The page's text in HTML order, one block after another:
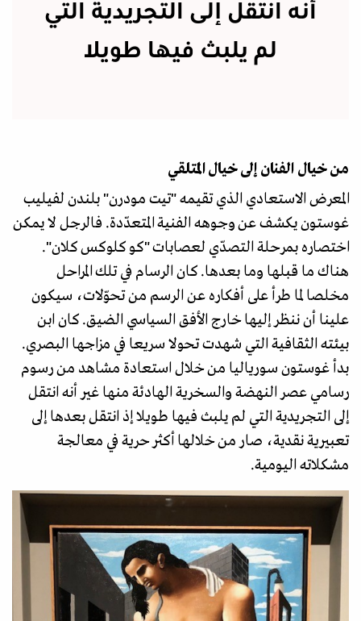
أنه انتقل إلى التجريدية التي
لم يلبث فيها طويلا
من خيال الفنان إلى خيال المتلقي
المعرض الاستعادي الذي تقيمه "تيت مودرن" بلندن لفيليب
غوستون يكشف عن وجوهه الفنية المتعدّدة. فالرجل لا يمكن
اختصاره بمرحلة التصدّي لعصابات "كو كلوكس كلان".
هناك ما قبلها وما بعدها. كان الرسام في تلك المراحل
مخلصا لما طرأ على أفكاره عن الرسم من تحوّلات، سيكون
علينا أن ننظر إليها خارج الأفق السياسي الضيق. كان ابن
بيئته الثقافية التي شهدت تحولا سريعا في مزاجها البصري.
بدأ غوستون سورياليا من خلال استعادة مشاهد من رسوم
رسامي عصر النهضة والسخرية الهادئة منها غير أنه انتقل
إلى التجريدية التي لم يلبث فيها طويلا إذ انتقل بعدها إلى
تعبيرية نقدية، صار من خلالها أكثر حرية في معالجة
مشكلاته اليومية.